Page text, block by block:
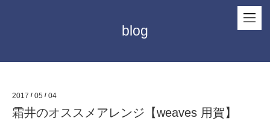
blog
2017 / 05 / 04
霜井のオススメアレンジ【weaves 用賀】